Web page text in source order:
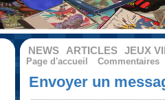
NEWS ARTICLES JEUX
Page d'accueil Commentaires
Envoyer un